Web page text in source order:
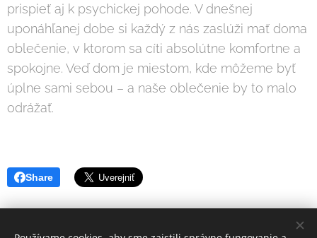
prispieť aj k psychickej pohode. V dnešnej
uponáhľanej dobe si každý z nás zaslúži mať doma
oblečenie, v ktorom sa cíti absolútne komfortne a
spokojne. Veď dom je miestom, kde môžeme byť
úplne sami sebou – a naše oblečenie by to malo
odrážať.
Share